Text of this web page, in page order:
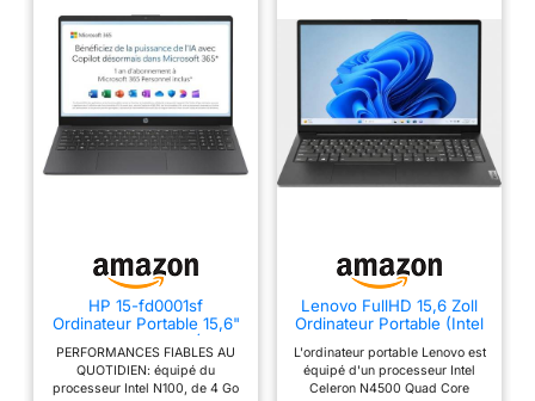
HP 15-fd0001sf
Ordinateur Portable 15,6"
FHD, PC Portable (Intel
Celeron N100, RAM 4 Go,
UFS 128 Go, Intel UHD
Graphics, Windows 11),
PERFORMANCES FIABLES AU
QUOTIDIEN: équipé du
processeur Intel N100, de 4 Go
Lenovo FullHD 15,6 Zoll
Ordinateur Portable (Intel
GHz, 8 Go DDR4, 256 Go
SSD, Intel UHD, HDMI,
BT, USB 3.0, Webcam,
L'ordinateur portable Lenovo est
équipé d'un processeur Intel
Celeron N4500 Quad Core